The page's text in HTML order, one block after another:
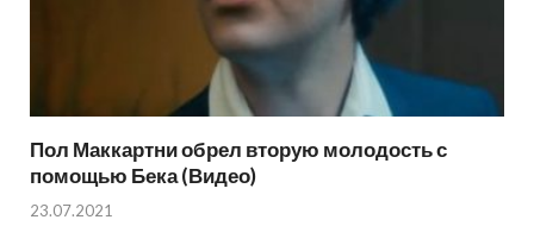
Пол Маккартни обрел вторую молодость с
помощью Бека (Видео)
23.07.2021